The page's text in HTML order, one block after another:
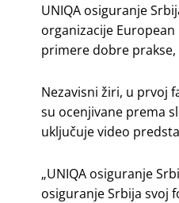
UNIQA osiguranje
organizacije
primere dobre
Nezavisni žiri, u prvoj
su ocenjivane prema
uključuje video
„UNIQA osiguranje
osiguranje Srbija svoj